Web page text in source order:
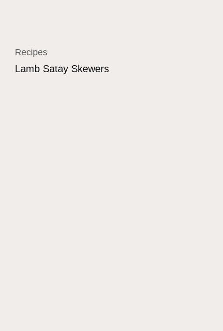
Recipes
Lamb Satay Skewers